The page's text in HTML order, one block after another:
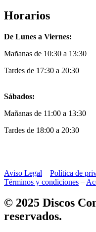
Horarios
De Lunes a Viernes:
Mañanas de 10:30 a 13:30
Tardes de 17:30 a 20:30
Sábados:
Mañanas de 11:00 a 13:30
Tardes de 18:00 a 20:30
Aviso Legal – Política de
Términos y condiciones –
© 2025 Discos
reservados.